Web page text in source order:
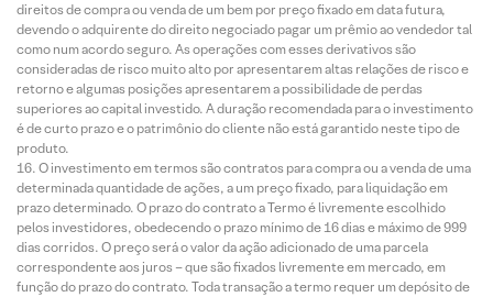
direitos de compra ou venda de um bem por preço fixado em data futura,
devendo o adquirente do direito negociado pagar um prêmio ao vendedor tal
como num acordo seguro. As operações com esses derivativos são
consideradas de risco muito alto por apresentarem altas relações de risco e
retorno e algumas posições apresentarem a possibilidade de perdas
superiores ao capital investido. A duração recomendada para o investimento
é de curto prazo e o patrimônio do cliente não está garantido neste tipo de
produto.
O investimento em termos são contratos para compra ou a venda de uma
determinada quantidade de ações, a um preço fixado, para liquidação em
prazo determinado. O prazo do contrato a Termo é livremente escolhido
pelos investidores, obedecendo o prazo mínimo de 16 dias e máximo de 999
dias corridos. O preço será o valor da ação adicionado de uma parcela
correspondente aos juros – que são fixados livremente em mercado, em
função do prazo do contrato. Toda transação a termo requer um depósito de